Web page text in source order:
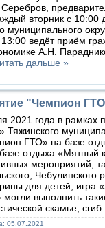
вторник с 10:00
муниципального
ведёт приём
А.Н.
дальше »
"Чемпион
2021 года в рамках
Тяжинского
ГТО» на базе
отдыха «Мятный
мероприятий,
для детей, игра
выполнить
скамье, сгиб
05.07.2021